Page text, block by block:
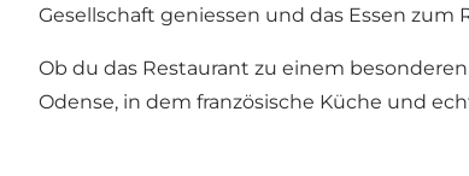
Gesellschaft geniessen und das Essen
Ob du das Restaurant zu einem
Odense, in dem französische Küche und